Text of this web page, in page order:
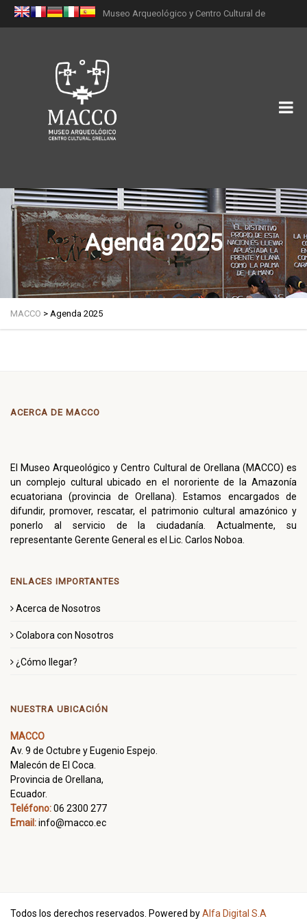
Museo Arqueológico y Centro Cultural de
Agenda 2025
MACCO > Agenda 2025
ACERCA DE MACCO
El Museo Arqueológico y Centro Cultural de Orellana (MACCO) es
un complejo cultural ubicado en el nororiente de la Amazonía
ecuatoriana (provincia de Orellana). Estamos encargados de
difundir, promover, rescatar, el patrimonio cultural amazónico y
ponerlo al servicio de la ciudadanía. Actualmente, su
representante Gerente General es el Lic. Carlos Noboa.
ENLACES IMPORTANTES
Acerca de Nosotros
Colabora con Nosotros
¿Cómo llegar?
NUESTRA UBICACIÓN
MACCO
Av. 9 de Octubre y Eugenio Espejo.
Malecón de El Coca.
Provincia de Orellana,
Ecuador.
Teléfono:06 2300 277
Email:info@macco.ec
Todos los derechos reservados. Powered byAlfa Digital S.A